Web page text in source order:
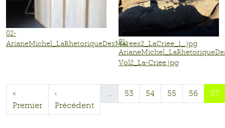
02-
ArianeMichel_LaRhetoriqueDesMarees2_LaCriee_1_.jpg
01-
Vol2_La-Criee.jpg
«
Premier
‹
Précédent
53 54 55 56 57